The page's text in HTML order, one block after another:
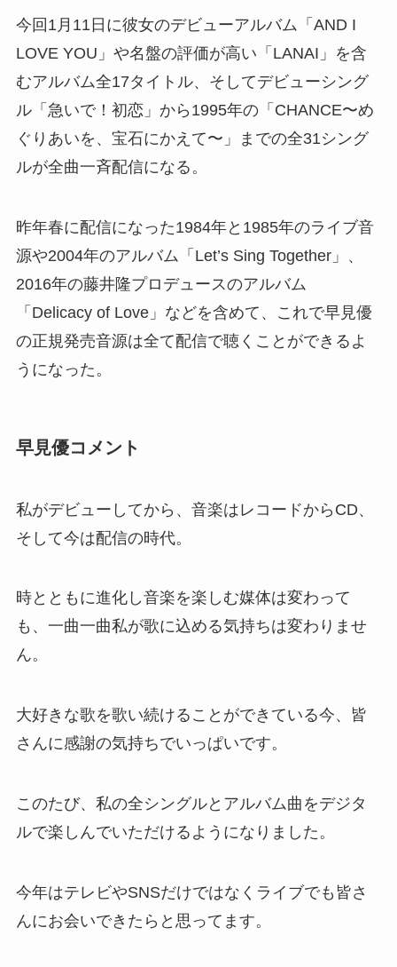
今回1月11日に彼女のデビューアルバム「AND I
LOVE YOU」や名盤の評価が高い「LANAI」を含
むアルバム全17タイトル、そしてデビューシング
ル「急いで！初恋」から1995年の「CHANCE〜め
ぐりあいを、宝石にかえて〜」までの全31シング
ルが全曲一斉配信になる。
昨年春に配信になった1984年と1985年のライブ音
源や2004年のアルバム「Let’s Sing Together」、
2016年の藤井隆プロデュースのアルバム
「Delicacy of Love」などを含めて、これで早見優
の正規発売音源は全て配信で聴くことができるよ
うになった。
早見優コメント
私がデビューしてから、音楽はレコードからCD、
そして今は配信の時代。
時とともに進化し音楽を楽しむ媒体は変わって
も、一曲一曲私が歌に込める気持ちは変わりませ
ん。
大好きな歌を歌い続けることができている今、皆
さんに感謝の気持ちでいっぱいです。
このたび、私の全シングルとアルバム曲をデジタ
ルで楽しんでいただけるようになりました。
今年はテレビやSNSだけではなくライブでも皆さ
んにお会いできたらと思ってます。